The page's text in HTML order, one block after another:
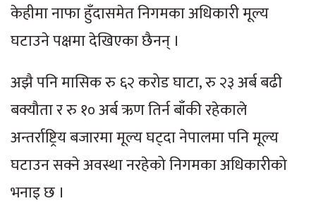
केहीमा नाफा हुँदासमेत निगमका अधिकारी मूल्य
घटाउने पक्षमा देखिएका छैनन् ।
अझै पनि मासिक रु ६२ करोड घाटा, रु २३ अर्ब बढी
बक्यौता र रु १० अर्ब ऋण तिर्न बाँकी रहेकाले
अन्तर्राष्ट्रिय बजारमा मूल्य घट्दा नेपालमा पनि मूल्य
घटाउन सक्ने अवस्था नरहेको निगमका अधिकारीको
भनाइ छ ।